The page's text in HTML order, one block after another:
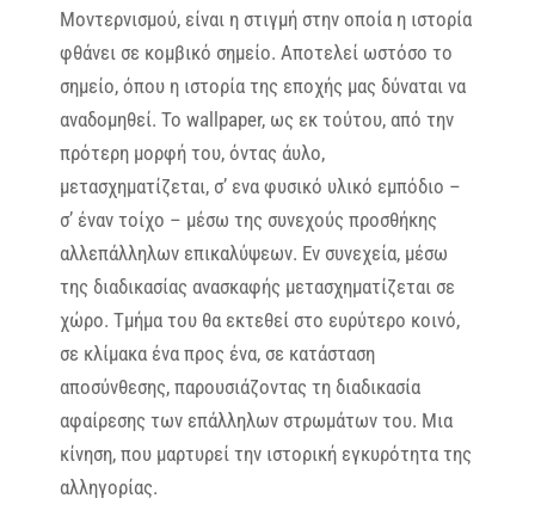
Μοντερνισμού, είναι η στιγμή στην οποία η ιστορία
φθάνει σε κομβικό σημείο. Αποτελεί ωστόσο το
σημείο, όπου η ιστορία της εποχής μας δύναται να
αναδομηθεί. Το wallpaper, ως εκ τούτου, από την
πρότερη μορφή του, όντας άυλο,
μετασχηματίζεται, σ’ ενα φυσικό υλικό εμπόδιο –
σ’ έναν τοίχο – μέσω της συνεχούς προσθήκης
αλλεπάλληλων επικαλύψεων. Εν συνεχεία, μέσω
της διαδικασίας ανασκαφής μετασχηματίζεται σε
χώρο. Τμήμα του θα εκτεθεί στο ευρύτερο κοινό,
σε κλίμακα ένα προς ένα, σε κατάσταση
αποσύνθεσης, παρουσιάζοντας τη διαδικασία
αφαίρεσης των επάλληλων στρωμάτων του. Μια
κίνηση, που μαρτυρεί την ιστορική εγκυρότητα της
αλληγορίας.